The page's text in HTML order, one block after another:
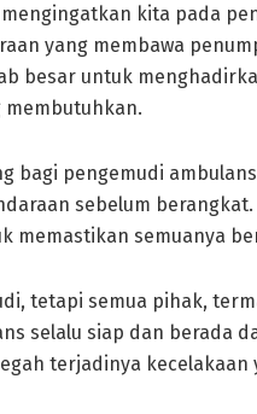
kita pada
yang membawa
besar untuk
membutuhkan.
bagi pengemudi
sebelum
memastikan semuanya
tetapi semua pihak,
selalu siap dan berada
terjadinya kecelakaan